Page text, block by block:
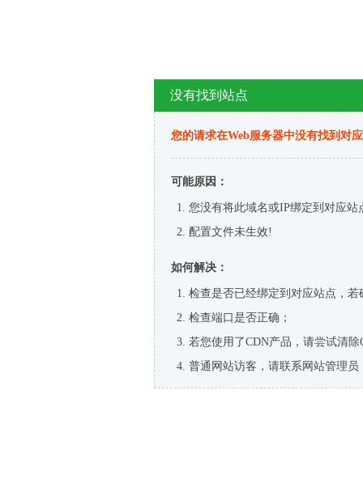
没有找到站点
您的请求在Web服务器中没有找到对
可能原因：
您没有将此域名或IP绑定到对应站
配置文件未生效!
如何解决：
检查是否已经绑定到对应站点，
检查端口是否正确；
若您使用了CDN产品，请尝试清除
普通网站访客，请联系网站管理员